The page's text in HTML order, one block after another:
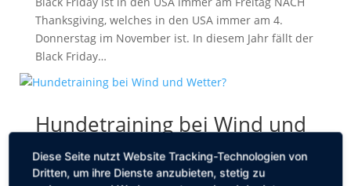
Thanksgiving, welches in den USA immer am 4.
Donnerstag im November ist. In diesem Jahr fällt der
Black Friday…
Hundetraining bei Wind und
Wetter?
vonTierservice Fehmarn|Feb. 25, 2022|Erziehung
Diese Seite nutzt Website Tracking-Technologien von
Dritten, um ihre Dienste anzubieten, stetig zu